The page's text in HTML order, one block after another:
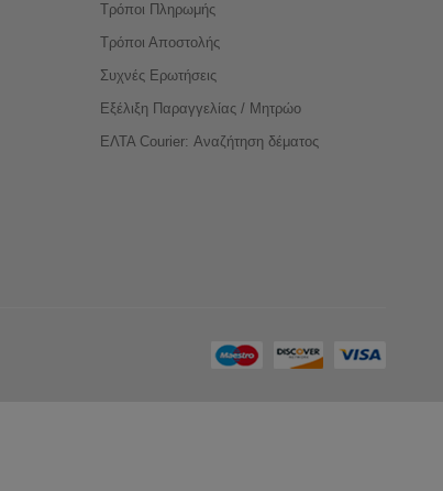
Τρόποι Πληρωμής
Τρόποι Αποστολής
Συχνές Ερωτήσεις
Εξέλιξη Παραγγελίας / Μητρώο
ΕΛΤΑ Courier: Αναζήτηση δέματος